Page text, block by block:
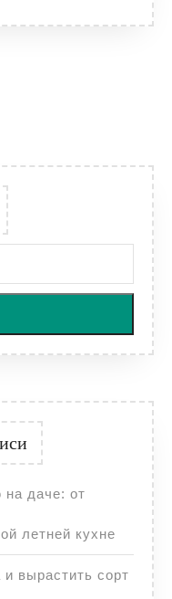
на даче: от
летней кухне
вырастить сорт